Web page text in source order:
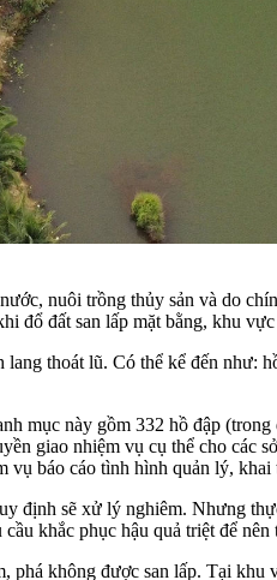
nuôi trồng thủy sản và do
đổ đất san lấp mặt bằng, khu
lang thoát lũ. Có thể kể đến
mục này gồm 332 hồ đập
giao nhiệm vụ cụ thể cho các
báo cáo tình hình quản lý,
định sẽ xử lý nghiêm. Nhưng
khắc phục hậu quả triệt để nên
không được san lấp. Tại khu